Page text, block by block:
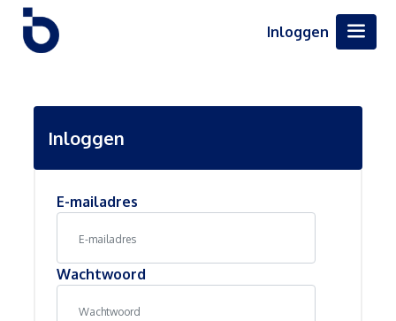
Inloggen
Inloggen
E-mailadres
Wachtwoord